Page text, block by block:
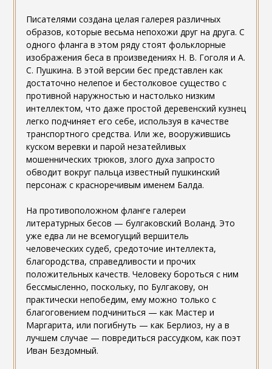
Писателями создана целая галерея различных
образов, которые весьма непохожи друг на друга. С
одного фланга в этом ряду стоят фольклорные
изображения беса в произведениях Н. В. Гоголя и А.
С. Пушкина. В этой версии бес представлен как
достаточно нелепое и бестолковое существо с
противной наружностью и настолько низким
интеллектом, что даже простой деревенский кузнец
легко подчиняет его себе, используя в качестве
транспортного средства. Или же, вооружившись
куском веревки и парой незатейливых
мошеннических трюков, злого духа запросто
обводит вокруг пальца известный пушкинский
персонаж с красноречивым именем Балда.
На противоположном фланге галереи
литературных бесов — булгаковский Воланд. Это
уже едва ли не всемогущий вершитель
человеческих судеб, средоточие интеллекта,
благородства, справедливости и прочих
положительных качеств. Человеку бороться с ним
бессмысленно, поскольку, по Булгакову, он
практически непобедим, ему можно только с
благоговением подчиниться — как Мастер и
Маргарита, или погибнуть — как Берлиоз, ну а в
лучшем случае — повредиться рассудком, как поэт
Иван Бездомный.